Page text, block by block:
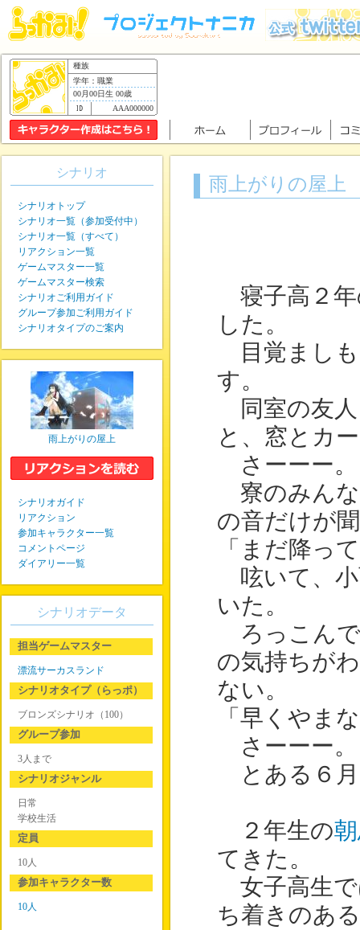
種族
学年：職業
00月00日生 00歳
AAA000000
雨上がりの屋上
寝子高２
した。
目覚ましも
す。
同室の友人
と、窓とカ
さーーー。
寮のみんな
の音だけが
「まだ降っ
呟いて、小
いた。
ろっこんで
の気持ちが
ない。
「早くやま
さーーー。
とある６月
２年生の
てきた。
女子高生で
ち着きのあ
シナリオ
シナリオトップ
シナリオ一覧（参加受付中）
シナリオ一覧（すべて）
リアクション一覧
ゲームマスター一覧
ゲームマスター検索
シナリオご利用ガイド
グループ参加ご利用ガイド
シナリオタイプのご案内
雨上がりの屋上
シナリオガイド
リアクション
参加キャラクター一覧
コメントページ
ダイアリー一覧
シナリオデータ
担当ゲームマスター
漂流サーカスランド
シナリオタイプ（らっポ）
ブロンズシナリオ（100）
グループ参加
3人まで
シナリオジャンル
日常
学校生活
定員
10人
参加キャラクター数
10人